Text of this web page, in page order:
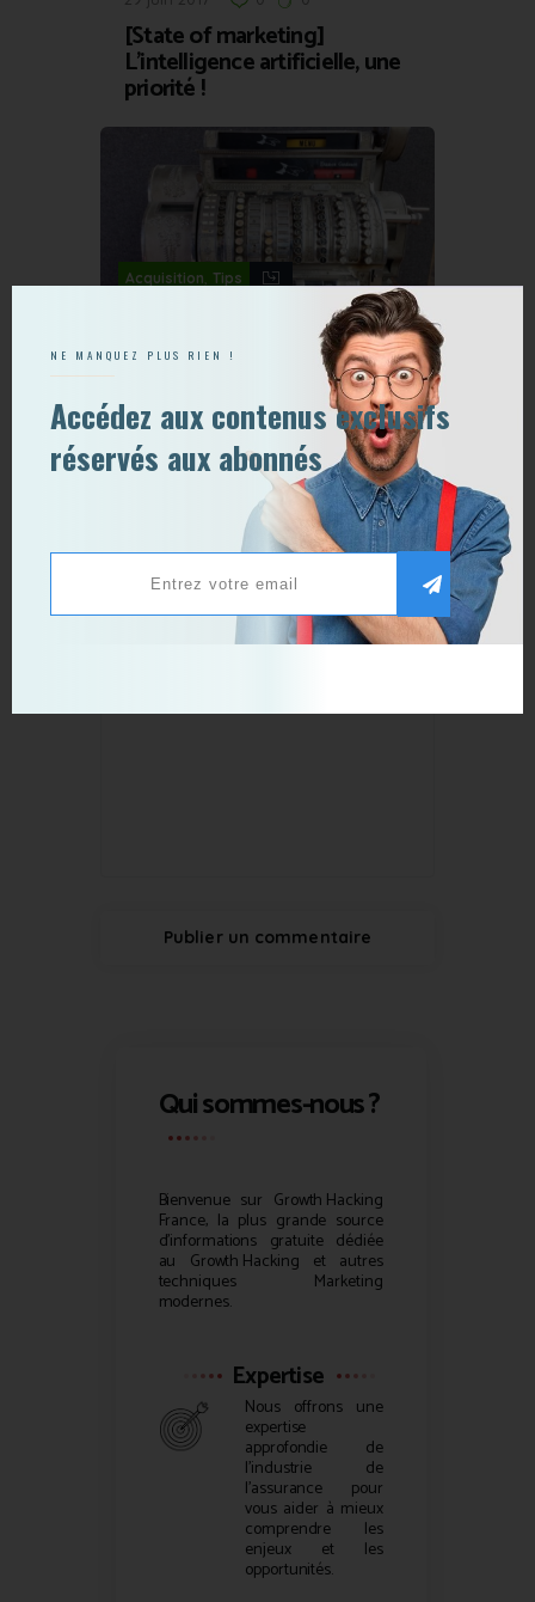
[State of marketing]
L’intelligence artificielle, une
priorité !
Acquisition, Tips
0
Le SEO doit-il prendre en
compte concrètement le
business du client ?
Publier un commentaire
Qui sommes-nous ?
Bienvenue sur Growth Hacking
France, la plus grande source
d’informations gratuite dédiée
au Growth Hacking et autres
techniques Marketing
modernes.
Expertise
Nous offrons une
expertise
approfondie de
l’industrie de
l’assurance pour
vous aider à mieux
comprendre les
enjeux et les
opportunités.
NE MANQUEZ PLUS RIEN !
Accédez aux contenus exclusifs
réservés aux abonnés